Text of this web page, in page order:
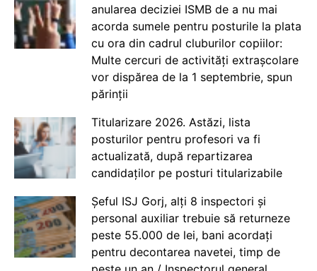
anularea deciziei ISMB de a nu mai
acorda sumele pentru posturile la plata
cu ora din cadrul cluburilor copiilor:
Multe cercuri de activități extrașcolare
vor dispărea de la 1 septembrie, spun
părinții
Titularizare 2026. Astăzi, lista
posturilor pentru profesori va fi
actualizată, după repartizarea
candidaților pe posturi titularizabile
Șeful ISJ Gorj, alți 8 inspectori și
personal auxiliar trebuie să returneze
peste 55.000 de lei, bani acordați
pentru decontarea navetei, timp de